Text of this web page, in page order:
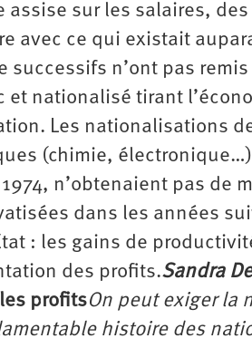
sur les salaires,
avec ce qui existait
successifs n’ont pas
nationalisé tirant
Les nationalisations
(chimie,
n’obtenaient pas de
dans les années
: les gains de
des profits.Sandra
profitsOn peut exiger la
histoire des